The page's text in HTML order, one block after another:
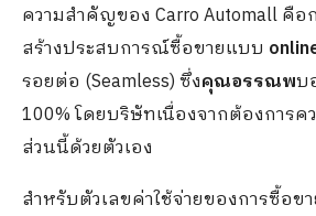
ความสำคัญของ Carro Automall คื
สร้างประสบการณ์ซื้อขายแบบ
รอยต่อ (Seamless) ซึ่งคุณอรรณพบ
100% โดยบริษัทเนื่องจากต้องการ
ส่วนนี้ด้วยตัวเอง
สำหรับตัวเลขค่าใช้จ่ายของการซื้อ